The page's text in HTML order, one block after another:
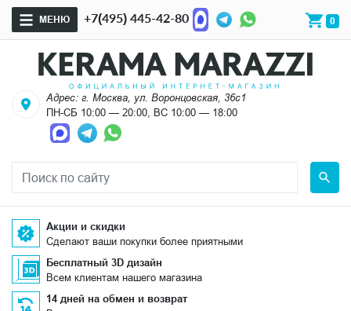
МЕНЮ +7(495) 445-42-80 0
Адрес: г. Москва, ул. Воронцовская, 36с1
ПН-СБ 10:00 — 20:00, ВС 10:00 — 18:00
Акции и скидки
Сделают ваши покупки более приятными
Бесплатный 3D дизайн
Всем клиентам нашего магазина
14 дней на обмен и возврат